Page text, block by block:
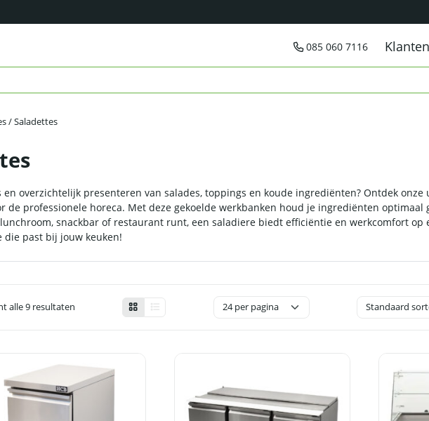
085 060 7116
/ Saladettes
overzichtelijk presenteren van salades, toppings en koude ingrediënten? Ontdek
de professionele horeca. Met deze gekoelde werkbanken houd je ingrediënten optimaal
snackbar of restaurant runt, een saladiere biedt efficiëntie en werkcomfort op
past bij jouw keuken!
alle 9 resultaten